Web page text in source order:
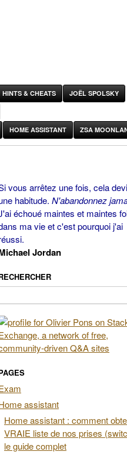
& CHEATS JOËL SPOLSKY
HOME ASSISTANT ZSA
vous arrêtez une fois, cela
habitude. N'abandonnez
échoué maintes et maintes
ma vie et c'est pourquoi j'ai
Jordan
assistant
Home assistant : comment
VRAIE liste de nos prises
le guide complet